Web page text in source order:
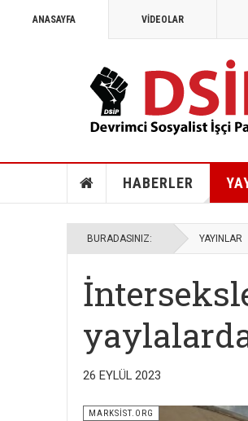
ANASAYFA VİDEOLAR
HABERLER
BURADASINIZ: YAYINLAR
26 EYLÜL 2023
MARKSİST.ORG